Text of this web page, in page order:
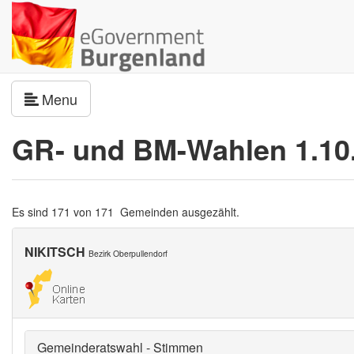
Menu
GR- und BM-Wahlen
Es sind 171 von 171 Gemeinden ausgezählt.
NIKITSCH Bezirk Oberpullendorf
Gemeinderatswahl - Stimmen